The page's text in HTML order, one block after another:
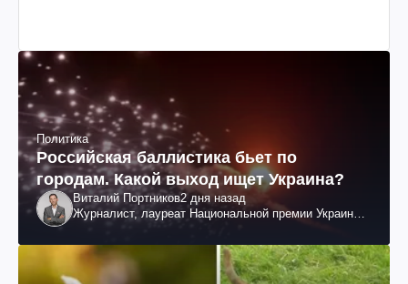
Политика
Российская баллистика бьет по
городам. Какой выход ищет Украина?
Виталий Портников2 дня назад
Журналист, лауреат Национальной премии Украины